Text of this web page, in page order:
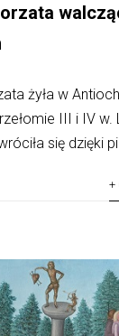
żyła w
III i IV w.
się dzięki
+